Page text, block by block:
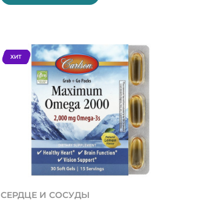
ХИТ
СЕРДЦЕ И СОСУДЫ